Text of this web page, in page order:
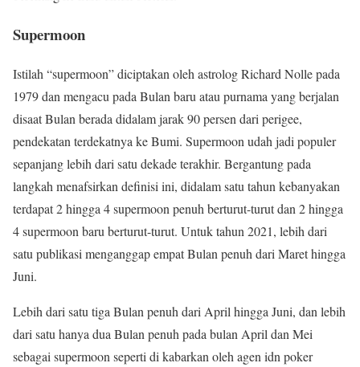
Supermoon
Istilah “supermoon” diciptakan oleh astrolog Richard Nolle pada
1979 dan mengacu pada Bulan baru atau purnama yang berjalan
disaat Bulan berada didalam jarak 90 persen dari perigee,
pendekatan terdekatnya ke Bumi. Supermoon udah jadi populer
sepanjang lebih dari satu dekade terakhir. Bergantung pada
langkah menafsirkan definisi ini, didalam satu tahun kebanyakan
terdapat 2 hingga 4 supermoon penuh berturut-turut dan 2 hingga
4 supermoon baru berturut-turut. Untuk tahun 2021, lebih dari
satu publikasi menganggap empat Bulan penuh dari Maret hingga
Juni.
Lebih dari satu tiga Bulan penuh dari April hingga Juni, dan lebih
dari satu hanya dua Bulan penuh pada bulan April dan Mei
sebagai supermoon seperti di kabarkan oleh agen idn poker